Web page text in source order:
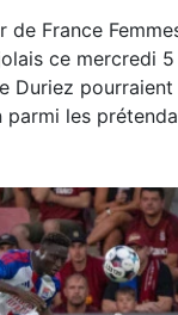
de France
ce mercredi
Duriez
parmi les